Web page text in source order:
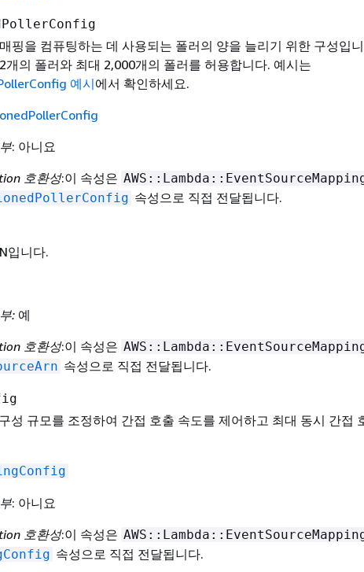
핑을 컴퓨팅하는 데 사용되는 폴러의 양을 늘리기 위한 구성입
개의 폴러와 최대 2,000개의 폴러를 허용합니다. 예시는
예시에서 확인하세요.
: 아니요
호환성:이 속성은
속성으로 직접 전달됩니다.
입니다.
:예
호환성:이 속성은
속성으로 직접 전달됩니다.
성 규모를 조정하여 간접 호출 속도를 제어하고 최대 동시 간접
: 아니요
호환성:이 속성은
속성으로 직접 전달됩니다.